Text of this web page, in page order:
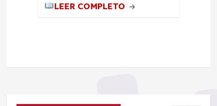
LEER COMPLETO